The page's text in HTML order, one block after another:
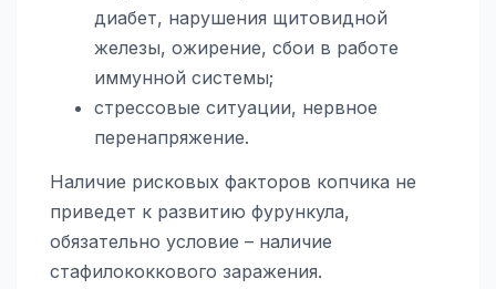
диабет, нарушения щитовидной
железы, ожирение, сбои в работе
иммунной системы;
стрессовые ситуации, нервное
перенапряжение.
Наличие рисковых факторов копчика не
приведет к развитию фурункула,
обязательно условие – наличие
стафилококкового заражения.